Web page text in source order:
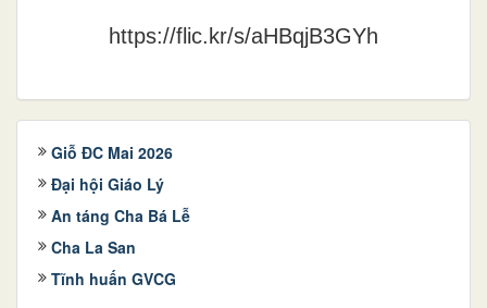
https://flic.kr/s/aHBqjB3GYh
Giỗ ĐC Mai 2026
Đại hội Giáo Lý
An táng Cha Bá Lễ
Cha La San
Tĩnh huấn GVCG